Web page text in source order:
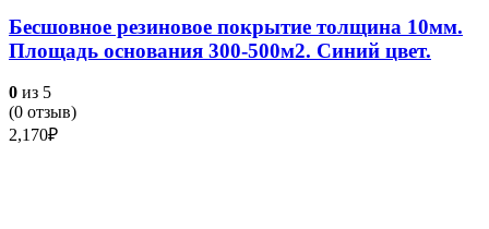
Бесшовное резиновое покрытие толщина 10мм.
Площадь основания 300-500м2. Синий цвет.
0 из 5
(0 отзыв)
2,170₽